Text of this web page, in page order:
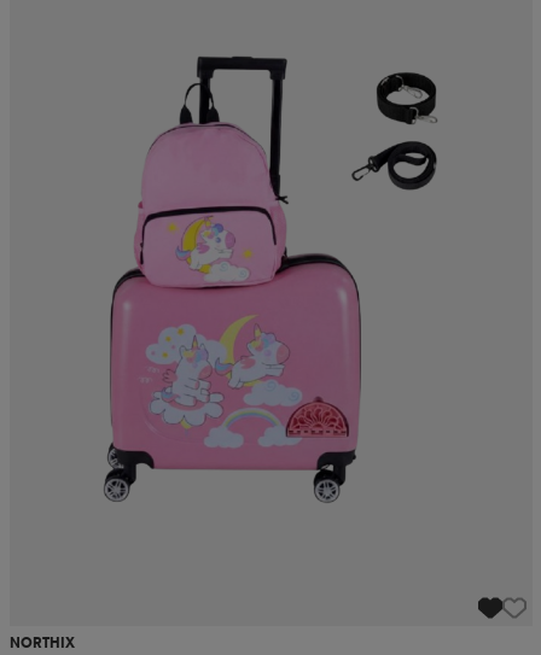
NORTHIX